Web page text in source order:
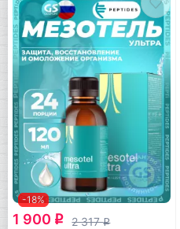
-18%
1 900 q 2 317q